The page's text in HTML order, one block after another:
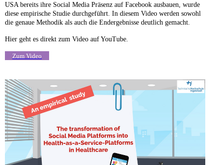
USA bereits ihre Social Media Präsenz auf Facebook ausbauen, wurde
diese empirische Studie durchgeführt. In diesem Video werden sowohl
die genaue Methodik als auch die Endergebnisse deutlich gemacht.
Hier geht es direkt zum Video auf YouTube.
Zum Video